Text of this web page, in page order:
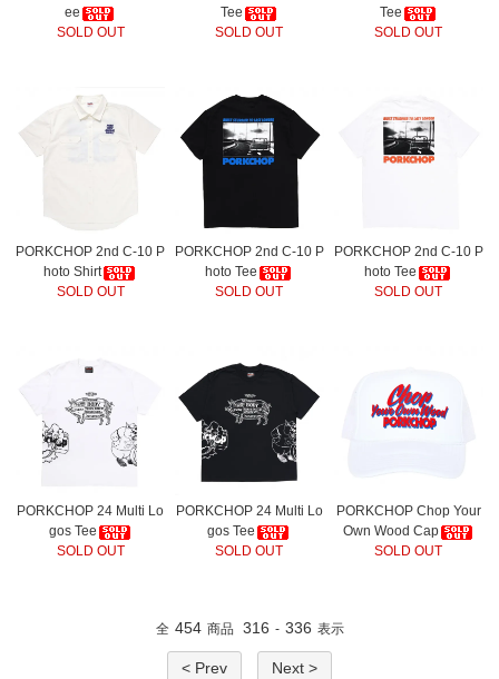
ee
SOLD OUT
Tee
SOLD OUT
Tee
SOLD OUT
PORKCHOP 2nd C-10 P
hoto Shirt
SOLD OUT
PORKCHOP 2nd C-10 P
hoto Tee
SOLD OUT
PORKCHOP 2nd C-10 P
hoto Tee
SOLD OUT
PORKCHOP 24 Multi Lo
gos Tee
SOLD OUT
PORKCHOP 24 Multi Lo
gos Tee
SOLD OUT
PORKCHOP Chop Your
Own Wood Cap
SOLD OUT
全 454 商品 316 - 336 表示
< Prev Next >